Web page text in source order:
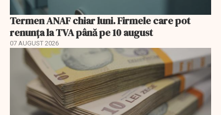
Termen ANAF chiar luni. Firmele care pot
renunța la TVA până pe 10 august
07 AUGUST 2026